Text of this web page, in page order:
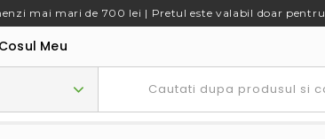
mai mari de 700 lei | Pretul este valabil doar pentru
Cosul Meu